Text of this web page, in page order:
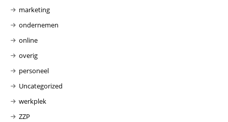
marketing
ondernemen
online
overig
personeel
Uncategorized
werkplek
ZZP